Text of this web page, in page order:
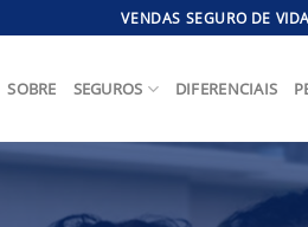
VENDAS SEGURO DE
SOBRE SEGUROS DIFERENCIAIS